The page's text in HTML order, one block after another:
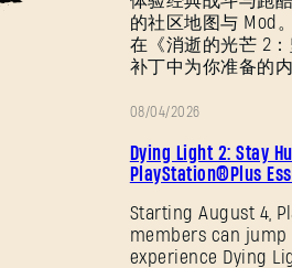
芒：
困
兽》
的社区地图与 Mod
在《消逝的光芒 2
补丁中为你准备的内
销
08/04/2026
Dying Light 2: Stay
PlayStation®Plus
Starting August 4,
members can jump
experience Dying